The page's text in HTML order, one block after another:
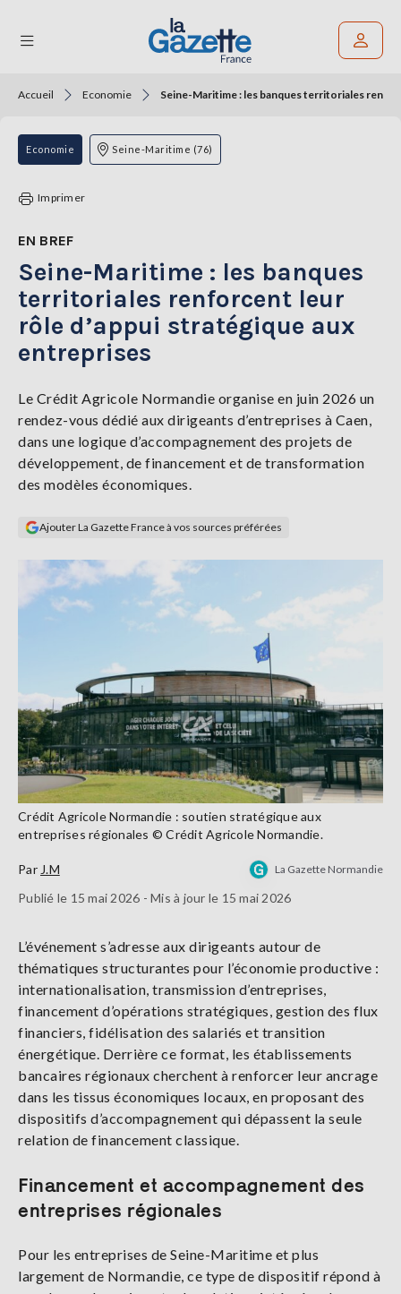
THÉMATIQUES
RÉGIONS
TENDANCES
SERVICES
LA
GAZETTE
S'abonner
Accueil Economie Seine-Maritime : les banques territoriales
Economie Seine-Maritime (76)
Imprimer
EN BREF
Seine-Maritime : les banques
territoriales renforcent leur
rôle d’appui stratégique aux
entreprises
Le Crédit Agricole Normandie organise en juin 2026 un
rendez-vous dédié aux dirigeants d’entreprises à Caen,
dans une logique d’accompagnement des projets de
développement, de financement et de transformation
des modèles économiques.
Ajouter La Gazette France à vos sources préférées
Crédit Agricole Normandie : soutien stratégique aux
entreprises régionales © Crédit Agricole Normandie.
Par J.M La Gazette Normandie
Publié le 15 mai 2026 - Mis à jour le 15 mai 2026
L’événement s’adresse aux dirigeants autour de
thématiques structurantes pour l’économie productive :
internationalisation, transmission d’entreprises,
financement d’opérations stratégiques, gestion des flux
financiers, fidélisation des salariés et transition
énergétique. Derrière ce format, les établissements
bancaires régionaux cherchent à renforcer leur ancrage
dans les tissus économiques locaux, en proposant des
dispositifs d’accompagnement qui dépassent la seule
relation de financement classique.
Financement et accompagnement des
entreprises régionales
Pour les entreprises de Seine-Maritime et plus
largement de Normandie, ce type de dispositif répond à